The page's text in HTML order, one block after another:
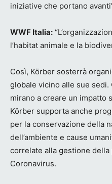
iniziative che portano
WWF Italia:
l’habitat animale e la
Così, Körber sosterrà
globale vicino alle sue
mirano a creare un impatto
Körber supporta anche
per la conservazione della
dell’ambiente e cause
correlate alla gestione della
Coronavirus.